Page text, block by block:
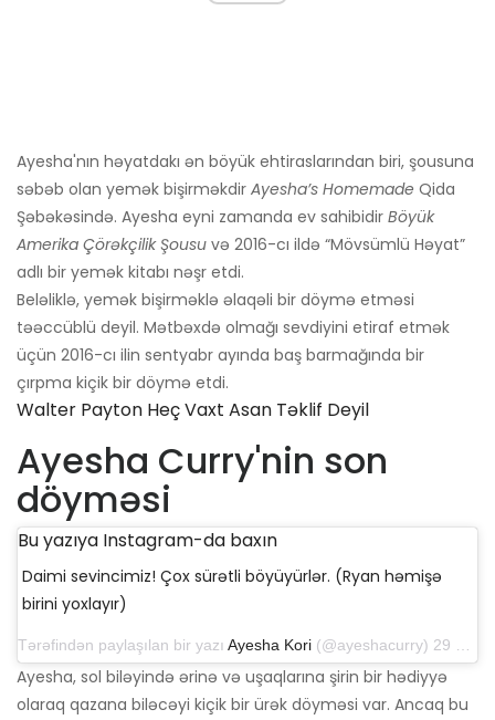
Ayesha'nın həyatdakı ən böyük ehtiraslarından biri, şousuna
səbəb olan yemək bişirməkdir Ayesha’s Homemade Qida
Şəbəkəsində. Ayesha eyni zamanda ev sahibidir Böyük
Amerika Çörəkçilik Şousu və 2016-cı ildə “Mövsümlü Həyat”
adlı bir yemək kitabı nəşr etdi.
Beləliklə, yemək bişirməklə əlaqəli bir döymə etməsi
təəccüblü deyil. Mətbəxdə olmağı sevdiyini etiraf etmək
üçün 2016-cı ilin sentyabr ayında baş barmağında bir
çırpma kiçik bir döymə etdi.
Walter Payton Heç Vaxt Asan Təklif Deyil
Ayesha Curry'nin son
döyməsi
Bu yazıya Instagram-da baxın
Daimi sevincimiz! Çox sürətli böyüyürlər. (Ryan həmişə
birini yoxlayır)
Tərəfindən paylaşılan bir yazı Ayesha Kori (@ayeshacurry) 29 oktyabr 2019-cu il, saat 13: 17-də PDT
Ayesha, sol biləyində ərinə və uşaqlarına şirin bir hədiyyə
olaraq qazana biləcəyi kiçik bir ürək döyməsi var. Ancaq bu